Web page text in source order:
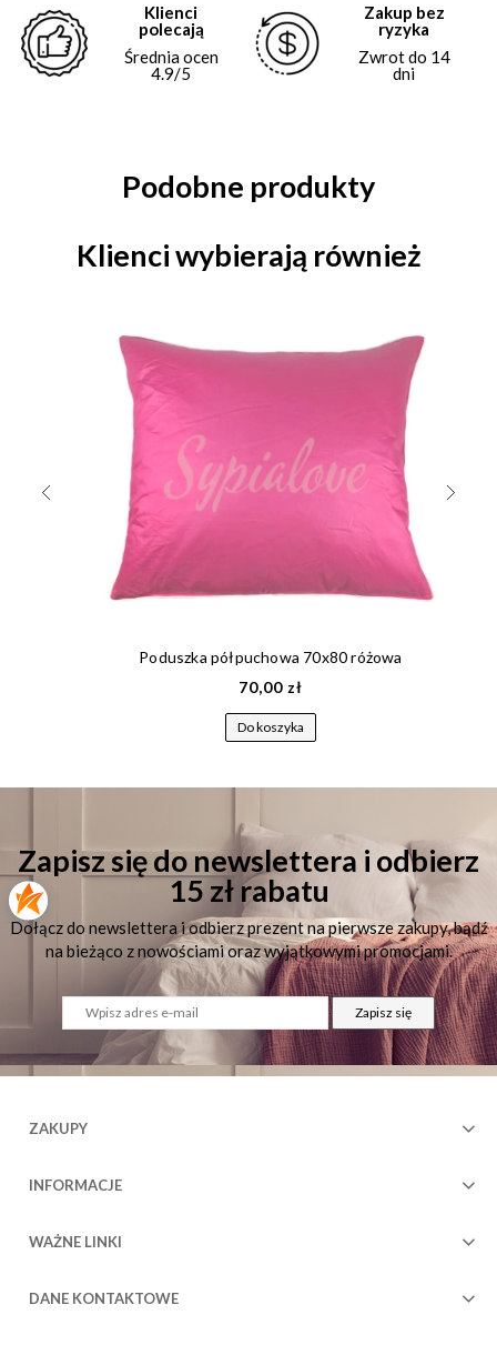
Klienci
polecają
Średnia ocen
4.9/5
Zakup bez
ryzyka
Zwrot do 14
dni
Podobne produkty
Klienci wybierają również
Poduszka półpuchowa 70x80 różowa
70,00 zł
Do koszyka
Zapisz się do newslettera i odbierz
15 zł rabatu
Dołącz do newslettera i odbierz prezent na pierwsze zakupy, bądź
na bieżąco z nowościami oraz wyjątkowymi promocjami.
Zapisz się
ZAKUPY
INFORMACJE
WAŻNE LINKI
DANE KONTAKTOWE